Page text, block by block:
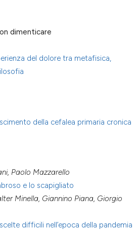
dimenticare
del dolore tra metafisica,
della cefalea primaria cronica
Paolo Mazzarello
e lo scapigliato
Minella, Giannino Piana, Giorgio
difficili nell’epoca della pandemia